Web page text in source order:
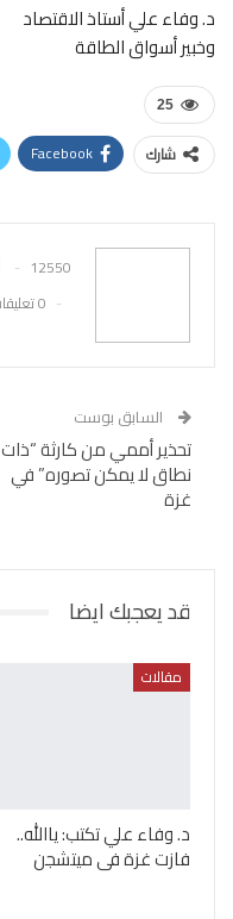
د. وفاء علي أستاذ الاقتصاد
وخبير أسواق الطاقة
25
شارك Facebook
12550 المشاركات
0 تعليقات
السابق بوست
تحذير أممي من كارثة “ذات
نطاق لا يمكن تصوره” في
غزة
قد يعجبك ايضا
مقالات
د. وفاء علي تكتب: ياالله..
فازت غزة فى ميتشجن